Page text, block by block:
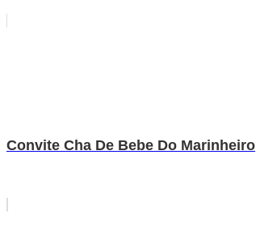
Convite Cha De Bebe Do Marinheiro